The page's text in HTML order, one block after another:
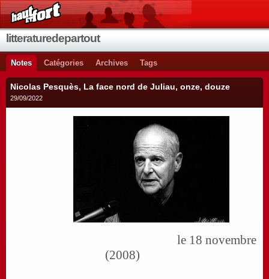
litteraturedepartout
Notes Catégories Archives Tags
Nicolas Pesquès, La face nord de Juliau, onze, douze
29/09/2022
le 18 novembre
(2008)